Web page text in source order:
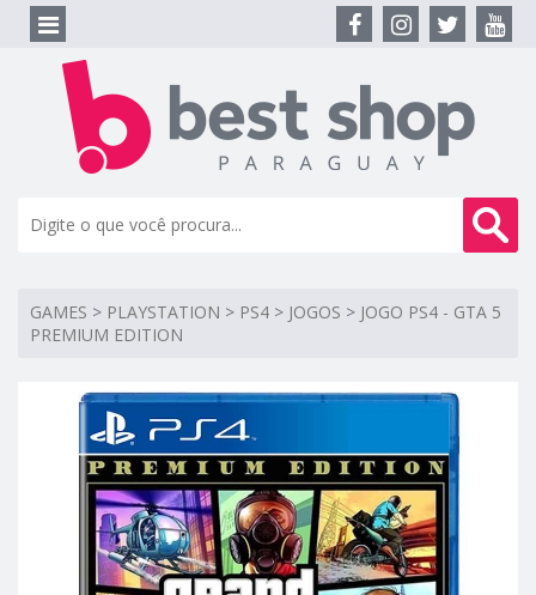
GAMES > PLAYSTATION > PS4 > JOGOS > JOGO PS4 - GTA 5
PREMIUM EDITION